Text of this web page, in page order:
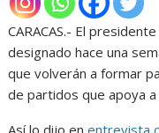
CARACAS.- El
designado hace una
que volverán a formar
de partidos que apoya a
Así lo dijo enentrevista